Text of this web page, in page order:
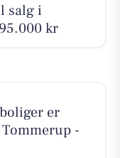
salg i
kr
er
-